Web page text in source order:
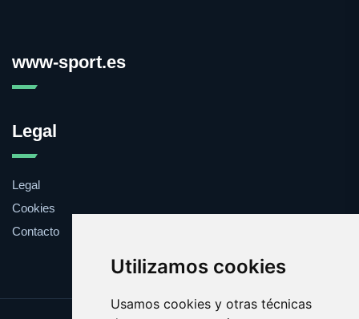
Utilizamos cookies
Usamos cookies y otras técnicas
www-sport.es
Legal
Legal
Cookies
Contacto